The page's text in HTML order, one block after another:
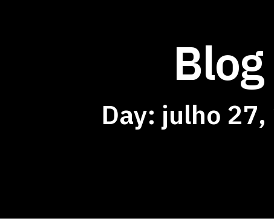
Blog
Day: julho